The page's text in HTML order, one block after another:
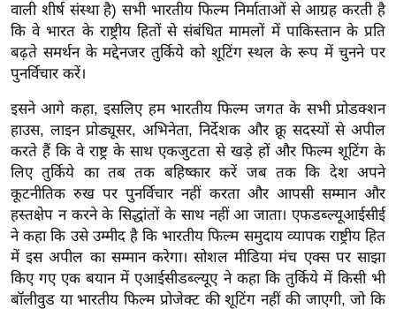
मि
सा
ल
बे
मि
सा
ल
श
ख्सि
य
त
यं
वाली शीर्ष संस्था है) सभी भारतीय फिल्म निर्माताओं से आग्रह करती है
कि वे भारत के राष्ट्रीय हितों से संबंधित मामलों में पाकिस्तान के प्रति
बढ़ते समर्थन के मद्देनजर तुर्किये को शूटिंग स्थल के रूप में चुनने पर
पुनर्विचार करें।
इसने आगे कहा, इसलिए हम भारतीय फिल्म जगत के सभी प्रोडक्शन
हाउस, लाइन प्रोड्यूसर, अभिनेता, निर्देशक और क्रू सदस्यों से अपील
करते हैं कि वे राष्ट्र के साथ एकजुटता से खड़े हों और फिल्म शूटिंग के
लिए तुर्किये का तब तक बहिष्कार करें जब तक कि देश अपने
कूटनीतिक रुख पर पुनर्विचार नहीं करता और आपसी सम्मान और
हस्तक्षेप न करने के सिद्धांतों के साथ नहीं आ जाता। एफडब्ल्यूआईसीई
ने कहा कि उसे उम्मीद है कि भारतीय फिल्म समुदाय व्यापक राष्ट्रीय हित
में इस अपील का सम्मान करेगा। सोशल मीडिया मंच एक्स पर साझा
किए गए एक बयान में एआईसीडब्ल्यूए ने कहा कि तुर्किये में किसी भी
बॉलीवुड या भारतीय फिल्म प्रोजेक्ट की शूटिंग नहीं की जाएगी, जो कि